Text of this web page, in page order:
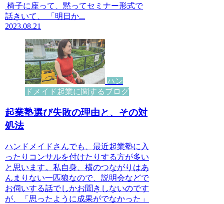
椅子に座って、黙ってセミナー形式で
話きいて、 「明日か...
2023.08.21
ハン
ドメイド起業に関するブログ
起業塾選び失敗の理由と、その対
処法
ハンドメイドさんでも、最近起業塾に入
ったりコンサルを付けたりする方が多い
と思います。私自身、横のつながりはあ
んまりない一匹狼なので、説明会などで
お伺いする話でしかお聞きしないのです
が、「思ったように成果がでなかった」